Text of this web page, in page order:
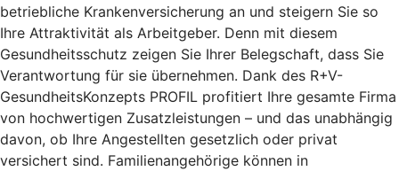
betriebliche Krankenversicherung an und steigern Sie so
Ihre Attraktivität als Arbeitgeber. Denn mit diesem
Gesundheitsschutz zeigen Sie Ihrer Belegschaft, dass Sie
Verantwortung für sie übernehmen. Dank des R+V-
GesundheitsKonzepts PROFIL profitiert Ihre gesamte Firma
von hochwertigen Zusatzleistungen – und das unabhängig
davon, ob Ihre Angestellten gesetzlich oder privat
versichert sind. Familienangehörige können in